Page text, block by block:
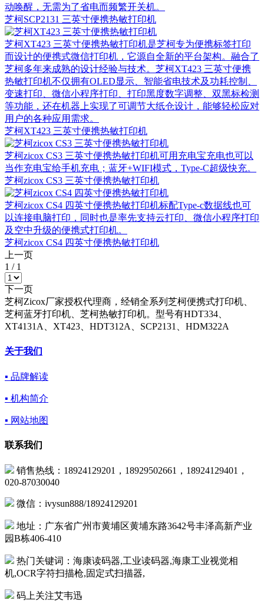
动唤醒，无需为了省电而频繁开关机。
芝柯SCP2131 三英寸便携热敏打印机
芝柯XT423 三英寸便携热敏打印机是芝柯专为便携标签打印
而设计的便携式微信打印机，它源自全新的平台架构。融合了
芝柯多年来成熟的设计经验与技术。芝柯XT423 三英寸便携
热敏打印机不仅拥有OLED显示、智能省电技术及功耗控制、
变速打印、微信小程序打印、打印黑度数字调整、双黑标检测
等功能，还在机器上实现了可调节大纸仓设计，能够轻松应对
用户的各种应用需求。
芝柯XT423 三英寸便携热敏打印机
芝柯zicox CS3 三英寸便携热敏打印机可用充电宝充电也可以
当作充电宝给手机充电；蓝牙+WIFI模式，Type-C超级快充。
芝柯zicox CS3 三英寸便携热敏打印机
芝柯zicox CS4 四英寸便携热敏打印机标配Type-c数据线也可
以连接电脑打印，同时也是率先支持云打印、微信小程序打印
及空中升级的便携式打印机。
芝柯zicox CS4 四英寸便携热敏打印机
上一页
1 / 1
下一页
芝柯Zicox厂家授权代理商，经销全系列芝柯便携式打印机、
芝柯蓝牙打印机、芝柯热敏打印机。型号有HDT334、
XT4131A、XT423、HDT312A、SCP2131、HDM322A
关于我们
▪ 品牌解读
▪ 机构简介
▪ 网站地图
联系我们
销售热线：18924129201，18929502661，18924129401，
020-87030040
微信：ivysun888/18924129201
地址：广东省广州市黄埔区黄埔东路3642号丰泽高新产业
园B栋406-410
热门关键词：海康读码器,工业读码器,海康工业视觉相
机,OCR字符扫描枪,固定式扫描器,
码上关注艾韦迅